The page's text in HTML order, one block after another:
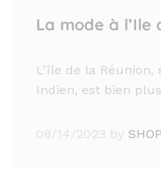
La mode à l’Ile
L’île de la
Indien, est bien
08/14/2023 by SHOP